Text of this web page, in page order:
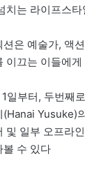
치는 라이프스
은 예술가, 액
이끄는 이들에
일부터, 두번째
(Hanai Yusuke)
및 일부 오프라
볼 수 있다